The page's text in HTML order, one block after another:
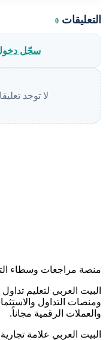
التعليقات 0
سجّل
لا توجد
منصة مراجعات وسطاء
البيت العربي لتعليم
ومنصات التداول
والعملات الرقمية مجاناً.
البيت العربي علامة تجارية